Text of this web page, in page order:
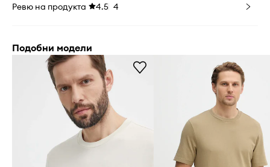
Ревю на продукта 4.5 4
Подобни модели